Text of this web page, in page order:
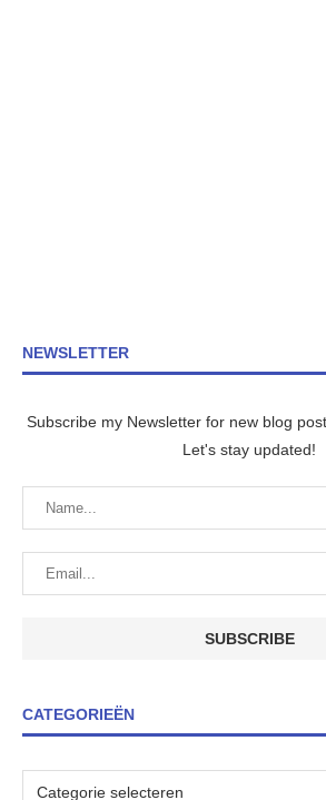
NEWSLETTER
Subscribe my Newsletter for new blog
Let's stay updated!
CATEGORIEËN